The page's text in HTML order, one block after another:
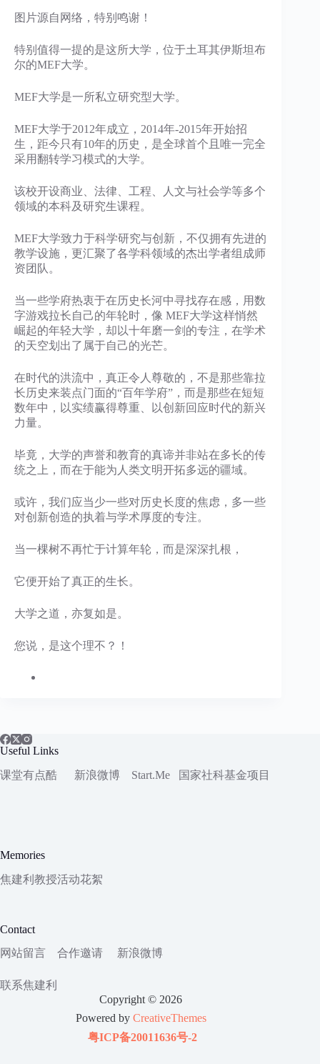
图片源自网络，特别鸣谢！
特别值得一提的是这所大学，位于土耳其伊斯坦布
尔的MEF大学。
MEF大学是一所私立研究型大学。
MEF大学于2012年成立，2014年-2015年开始招
生，距今只有10年的历史，是全球首个且唯一完全
采用翻转学习模式的大学。
该校开设商业、法律、工程、人文与社会学等多个
领域的本科及研究生课程。
MEF大学致力于科学研究与创新，不仅拥有先进的
教学设施，更汇聚了各学科领域的杰出学者组成师
资团队。
当一些学府热衷于在历史长河中寻找存在感，用数
字游戏拉长自己的年轮时，像 MEF大学这样悄然
崛起的年轻大学，却以十年磨一剑的专注，在学术
的天空划出了属于自己的光芒。
在时代的洪流中，真正令人尊敬的，不是那些靠拉
长历史来装点门面的“百年学府”，而是那些在短短
数年中，以实绩赢得尊重、以创新回应时代的新兴
力量。
毕竟，大学的声誉和教育的真谛并非站在多长的传
统之上，而在于能为人类文明开拓多远的疆域。
或许，我们应当少一些对历史长度的焦虑，多一些
对创新创造的执着与学术厚度的专注。
当一棵树不再忙于计算年轮，而是深深扎根，
它便开始了真正的生长。
大学之道，亦复如是。
您说，是这个理不？！
Useful Links
课堂有点酷
新浪微博 Start.Me 国家社科基金项目
Memories
焦建利教授活动花絮
Contact
网站留言
合作邀请 新浪微博
联系焦建利
Copyright © 2026
Powered by CreativeThemes
粤ICP备20011636号-2